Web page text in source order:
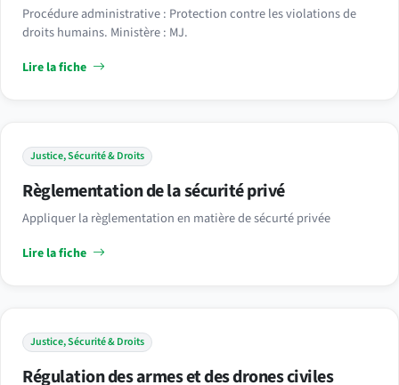
Procédure administrative : Protection contre les violations de
droits humains. Ministère : MJ.
Lire la fiche
Justice, Sécurité & Droits
Règlementation de la sécurité privé
Appliquer la règlementation en matière de sécurté privée
Lire la fiche
Justice, Sécurité & Droits
Régulation des armes et des drones civiles